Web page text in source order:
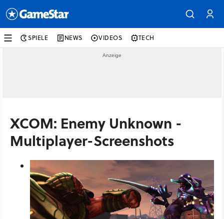
SPIELE NEWS VIDEOS TECH
XCOM: Enemy Unknown -
Multiplayer-Screenshots